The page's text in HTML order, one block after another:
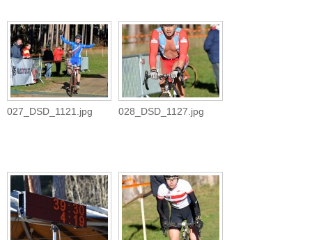
027_DSD_1121.jpg 028_DSD_1127.jpg